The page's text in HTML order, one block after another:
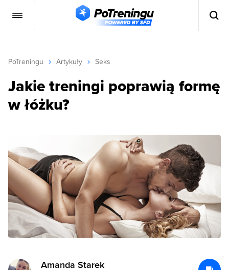
PoTreningu Artykuły Seks
Jakie treningi poprawią formę
w łóżku?
Amanda Starek